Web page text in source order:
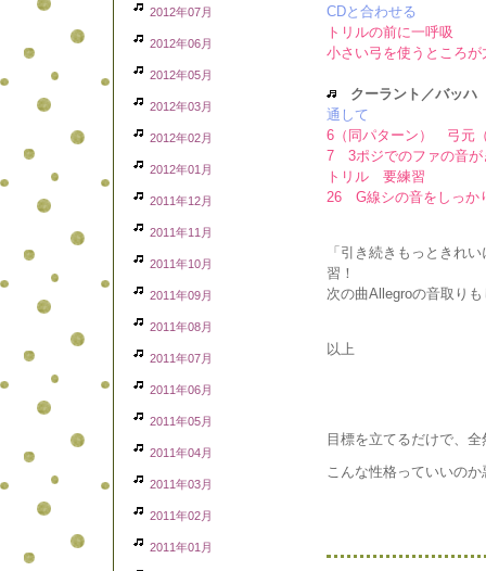
2012年07月
2012年06月
2012年05月
2012年03月
2012年02月
2012年01月
2011年12月
2011年11月
2011年10月
2011年09月
2011年08月
2011年07月
2011年06月
2011年05月
2011年04月
2011年03月
2011年02月
2011年01月
CDと合わせる
トリルの前に一呼吸
小さい弓を使うところ
クーラント／バッハ
通して
6（同パターン） 弓元
7 3ポジでのファの音が
トリル 要練習
26 G線シの音をしっか
「引き続きもっときれ
習！
次の曲Allegroの音取り
以上
目標を立てるだけで、
こんな性格っていいの